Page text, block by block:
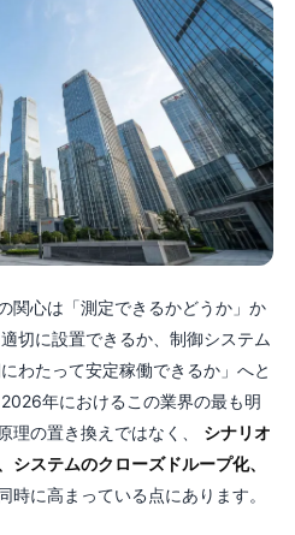
関心は「測定できるかどうか」か
切に設置できるか、制御システム
わたって安定稼働できるか」へと
年におけるこの業界の最も明
理の置き換えではなく、 シナリオ
ステムのクローズドループ化、
時に高まっている点にあります。